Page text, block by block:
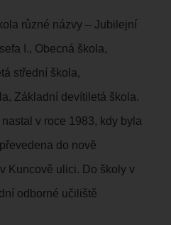
různé názvy – Jubilejní
I., Obecná škola,
střední škola,
Základní devítiletá škola.
v roce 1983, kdy byla
do nově
Kuncově ulici. Do školy v
odborné učiliště